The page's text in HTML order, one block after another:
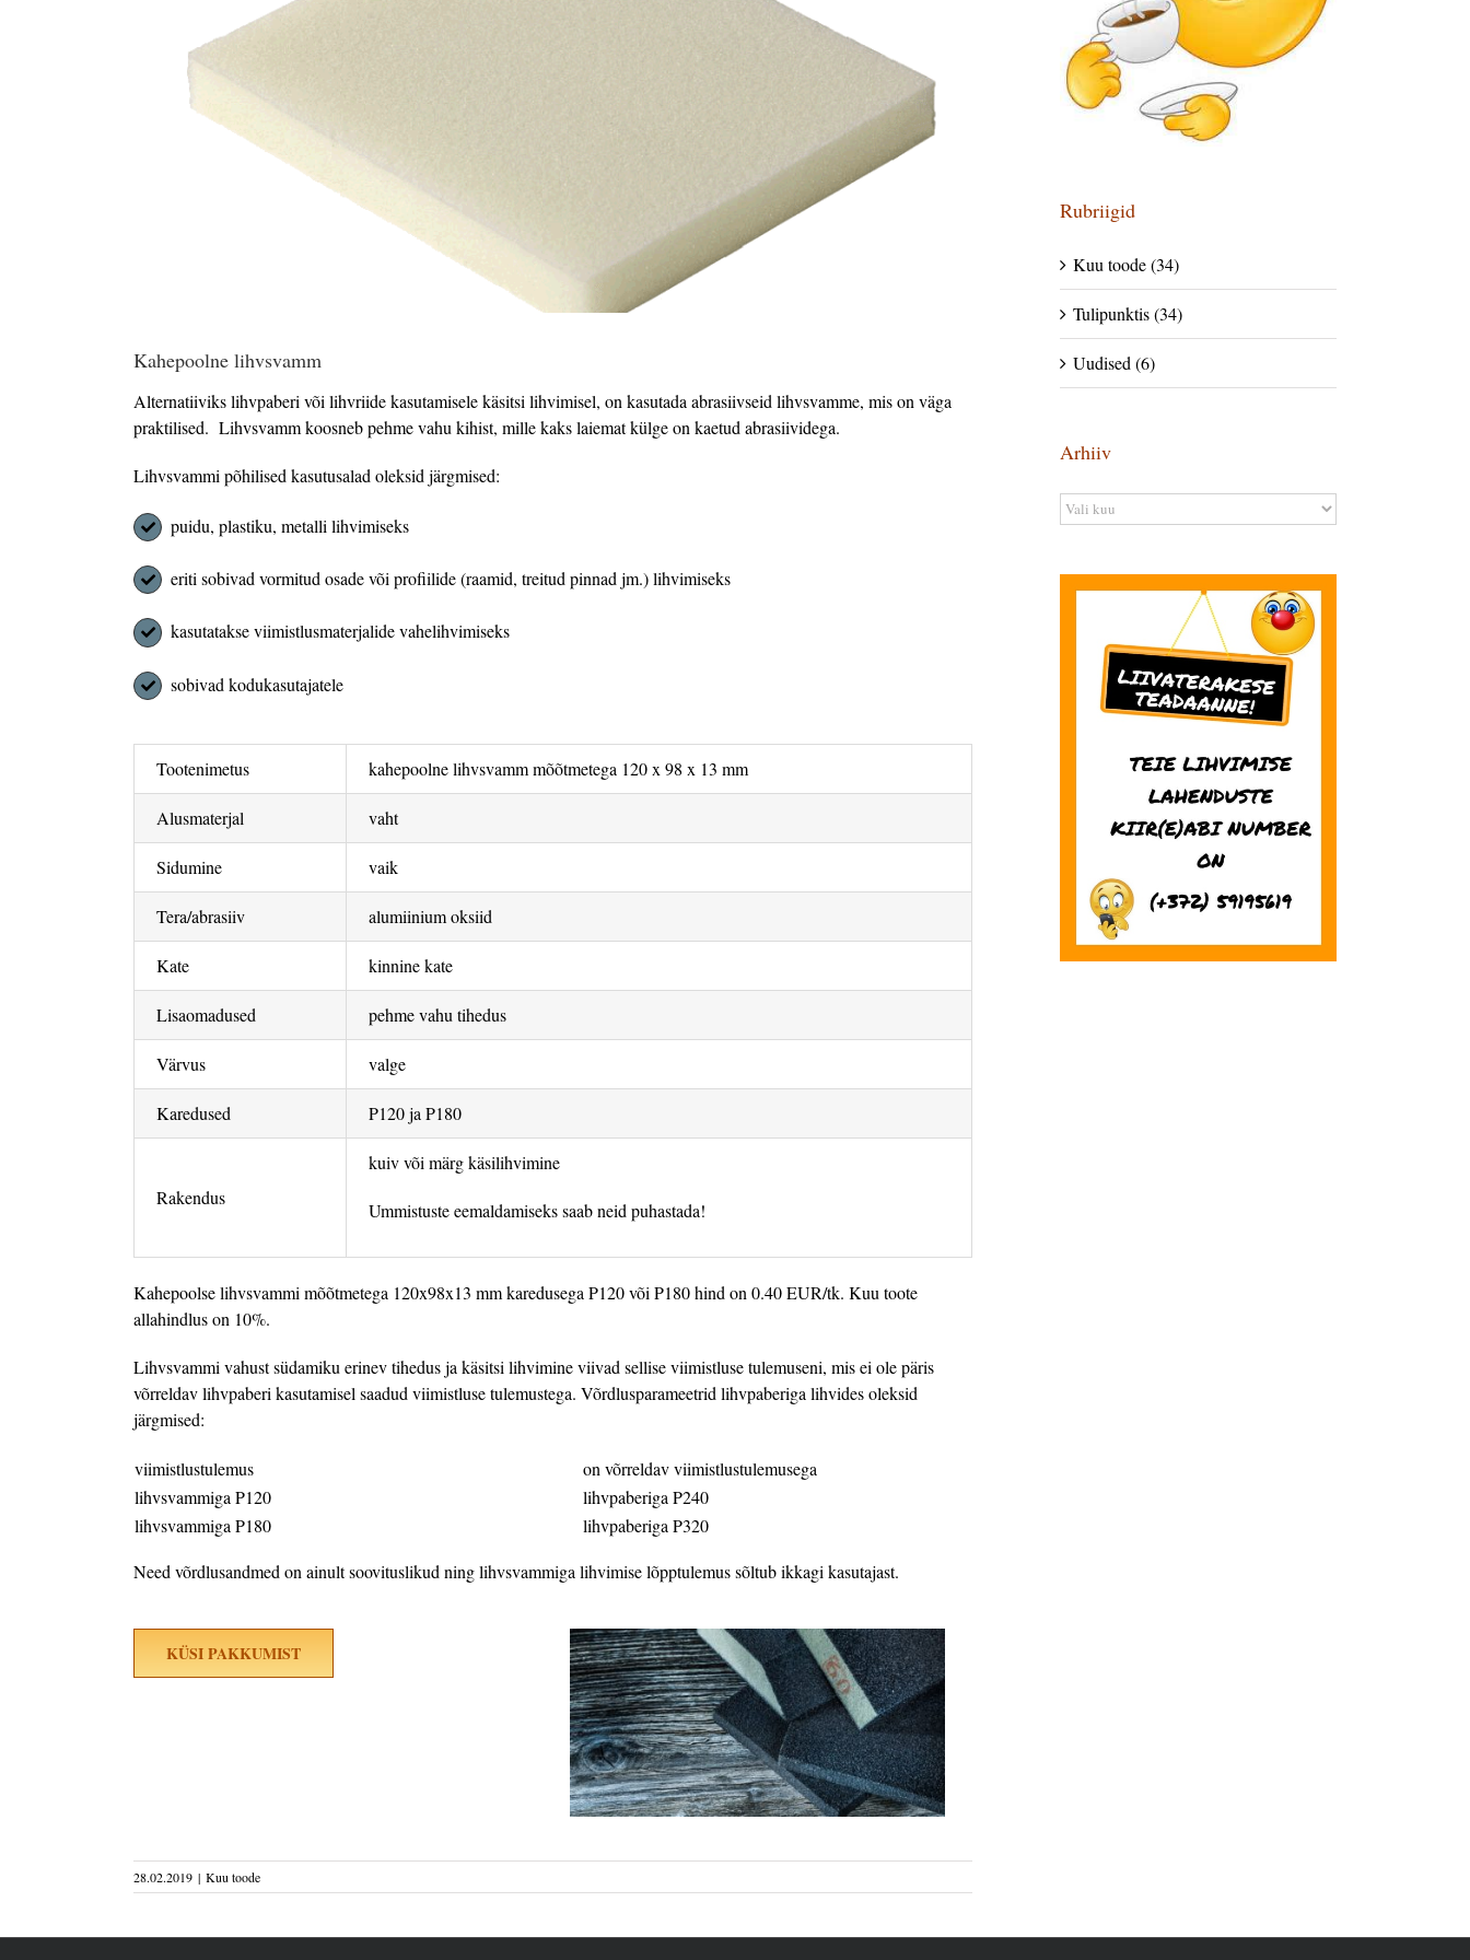
Kahepoolne lihvsvamm
Alternatiiviks lihvpaberi või lihvriide kasutamisele käsitsi lihvimisel, on kasutada abrasiivseid lihvsvamme, mis on väga
praktilised. Lihvsvamm koosneb pehme vahu kihist, mille kaks laiemat külge on kaetud abrasiividega.
Lihvsvammi põhilised kasutusalad oleksid järgmised:
puidu, plastiku, metalli lihvimiseks
eriti sobivad vormitud osade või profiilide (raamid, treitud pinnad jm.) lihvimiseks
kasutatakse viimistlusmaterjalide vahelihvimiseks
sobivad kodukasutajatele
Tootenimetus kahepoolne lihvsvamm mõõtmetega 120 x 98 x 13 mm
Alusmaterjal vaht
Sidumine vaik
Tera/abrasiiv alumiinium oksiid
Kate kinnine kate
Lisaomadused pehme vahu tihedus
Värvus valge
Karedused P120 ja P180
Rakendus
kuiv või märg käsilihvimine
Ummistuste eemaldamiseks saab neid puhastada!
Kahepoolse lihvsvammi mõõtmetega 120x98x13 mm karedusega P120 või P180 hind on 0.40 EUR/tk. Kuu toote
allahindlus on 10%.
Lihvsvammi vahust südamiku erinev tihedus ja käsitsi lihvimine viivad sellise viimistluse tulemuseni, mis ei ole päris
võrreldav lihvpaberi kasutamisel saadud viimistluse tulemustega. Võrdlusparameetrid lihvpaberiga lihvides oleksid
järgmised:
viimistlustulemus
on võrreldav viimistlustulemusega
lihvsvammiga P120
lihvpaberiga P240
lihvsvammiga P180
lihvpaberiga P320
Need võrdlusandmed on ainult soovituslikud ning lihvsvammiga lihvimise lõpptulemus sõltub ikkagi kasutajast.
KÜSI PAKKUMIST
28.02.2019 | Kuu toode
Rubriigid
Kuu toode (34)
Tulipunktis (34)
Uudised (6)
Arhiiv
Arhiiv